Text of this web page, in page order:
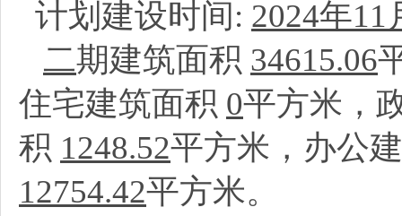
计划建设时间: 2024年11
二期建筑面积 34615.06
住宅建筑面积 0平方米，
积 1248.52平方米，办公
12754.42平方米。